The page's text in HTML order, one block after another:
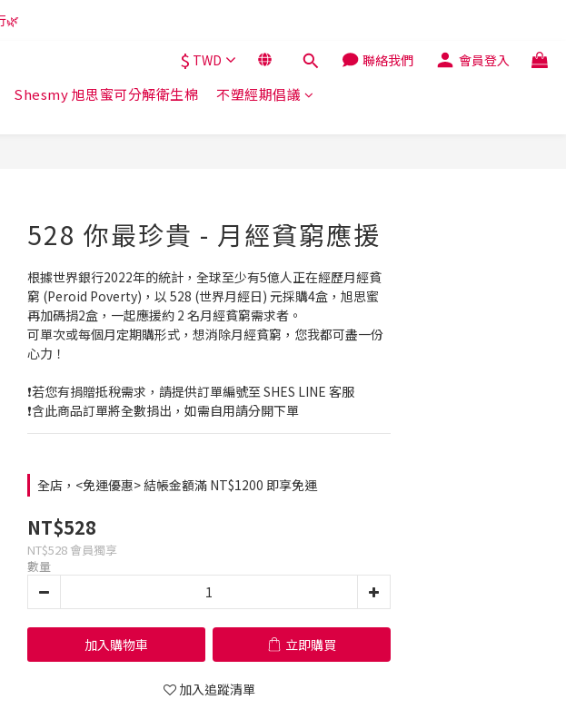
閱再領50元😍
🌿
$ TWD 聯絡我們 會員登入
Shesmy 旭思蜜可分解衛生棉 不塑經期倡議
528 你最珍貴 - 月經貧窮應援
根據世界銀行2022年的統計，全球至少有5億人正在經歷月經貧
窮 (Peroid Poverty)，以 528 (世界月經日) 元採購4盒，旭思蜜
再加碼捐2盒，一起應援約 2 名月經貧窮需求者。
可單次或每個月定期購形式，想消除月經貧窮，您我都可盡一份
心力！
❗️若您有捐贈抵稅需求，請提供訂單編號至 SHES LINE 客服
❗️含此商品訂單將全數捐出，如需自用請分開下單
全店，<免運優惠> 結帳金額滿 NT$1200 即享免運
NT$528
NT$528 會員獨享
數量
加入購物車 立即購買
加入追蹤清單